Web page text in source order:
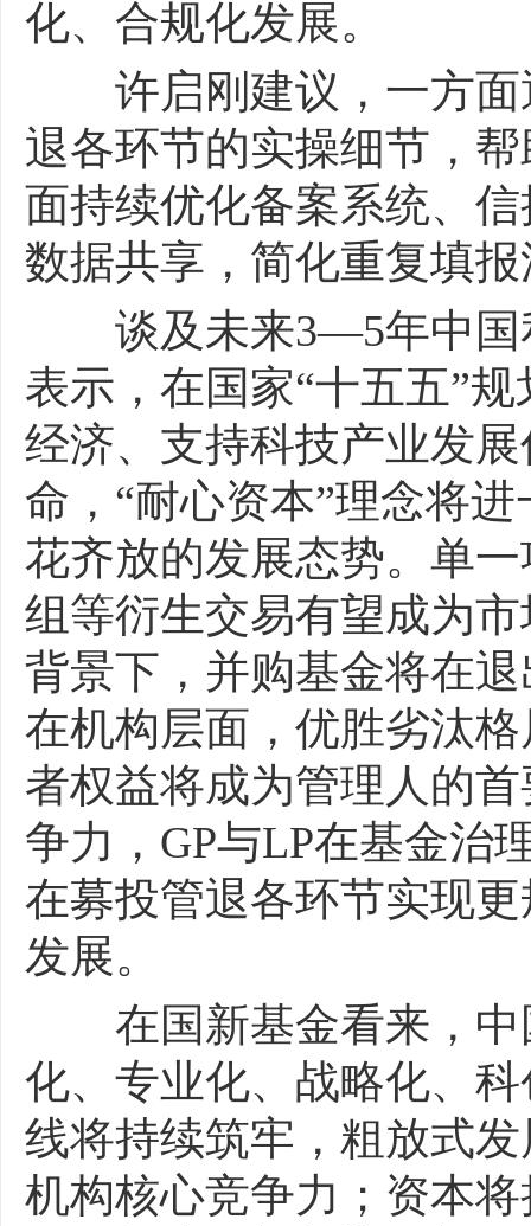
化、合规化发展。
许启刚建议，一方面
退各环节的实操细节，
面持续优化备案系统、
数据共享，简化重复填
谈及未来3—5年中国
表示，在国家“十五五”
经济、支持科技产业发
命，“耐心资本”理念将
花齐放的发展态势。单
组等衍生交易有望成为
背景下，并购基金将在
在机构层面，优胜劣汰
者权益将成为管理人的
争力，GP与LP在基金治
在募投管退各环节实现
发展。
在国新基金看来，中
化、专业化、战略化、
线将持续筑牢，粗放式
机构核心竞争力；资本